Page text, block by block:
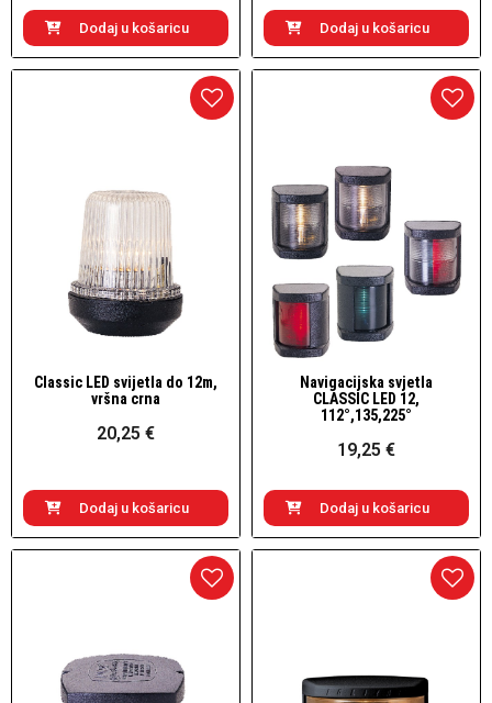
Dodaj u košaricu Dodaj u košaricu
Brzi pogled
Classic LED svijetla do 12m,
vršna crna
20,25 €
Dodaj u košaricu
Brzi pogled
Navigacijska svjetla
CLASSIC LED 12,
112°,135,225°
19,25 €
Dodaj u košaricu